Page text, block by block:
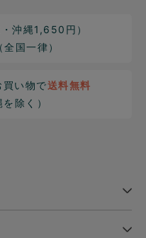
・沖縄1,650円）
（全国一律）
買い物で送料無料
除く）